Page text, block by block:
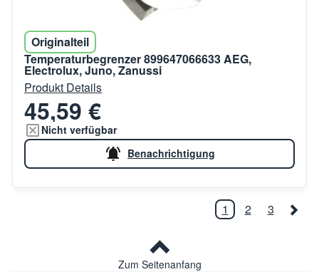
Originalteil
Temperaturbegrenzer 899647066633 AEG,
Electrolux, Juno, Zanussi
Produkt Details
45,59 €
Nicht verfügbar
Benachrichtigung
1 2 3
Zum Seitenanfang